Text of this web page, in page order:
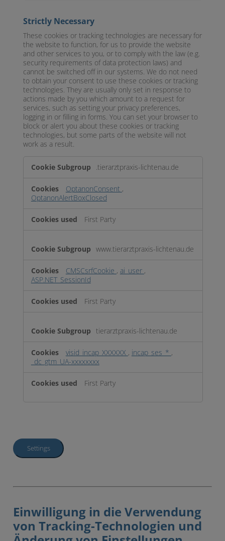
Strictly Necessary
These cookies or tracking technologies are necessary for
the website to function, for us to provide the website
and other services to you, or to comply with the law (e.g.
security requirements of data protection laws) and
cannot be switched off in our systems. We do not need
to obtain your consent to use these cookies or tracking
technologies. They are usually only set in response to
actions made by you which amount to a request for
services, such as setting your privacy preferences,
logging in or filling in forms. You can set your browser to
block or alert you about these cookies or tracking
technologies, but some parts of the website will not
work as a result.
Necessary
.tierarztpraxis-lichtenau.de
OptanonConsent ,
OptanonAlertBoxClosed
First Party
www.tierarztpraxis-lichtenau.de
CMSCsrfCookie , ai_user ,
ASP.NET_SessionId
First Party
tierarztpraxis-lichtenau.de
visid_incap_XXXXXX , incap_ses_* ,
_dc_gtm_UA-xxxxxxxx
First Party
Settings
Einwilligung in die Verwendung
von Tracking-Technologien und